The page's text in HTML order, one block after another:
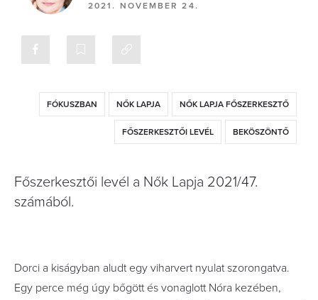
2021. NOVEMBER 24.
FÓKUSZBAN NŐK LAPJA NŐK LAPJA FŐSZERKESZTŐ
FŐSZERKESZTŐI LEVÉL BEKÖSZÖNTŐ
Főszerkesztői levél a Nők Lapja 2021/47.
számából.
Dorci a kiságyban aludt egy viharvert nyulat szorongatva.
Egy perce még úgy bőgött és vonaglott Nóra kezében,